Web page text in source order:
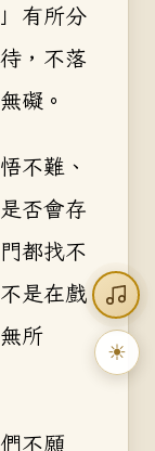
有所分
，不落
礙。
不難、
否會存
都找不
是在戲
所
不願
☀